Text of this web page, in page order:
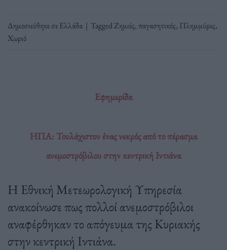
Δημοσιεύθηκε σεΕλλάδα | TaggedΖημιές,παγασητικός, Πλημμύρες,
Χωριό
Εφημερίδα
ΗΠΑ: Τουλάχιστον ένας νεκρός από το πέρασμα
ανεμοστρόβιλου στην κεντρική Ιντιάνα
Η Εθνική Μετεωρολογική Υπηρεσία
ανακοίνωσε πως πολλοί ανεμοστρόβιλοι
αναφέρθηκαν το απόγευμα της Κυριακής
στην κεντρική Ιντιάνα.